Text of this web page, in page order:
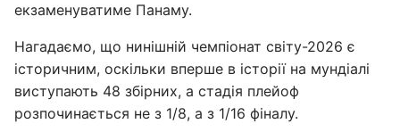
екзаменуватиме Панаму.
Нагадаємо, що нинішній чемпіонат світу-2026 є
історичним, оскільки вперше в історії на мундіалі
виступають 48 збірних, а стадія плейоф
розпочинається не з 1/8, а з 1/16 фіналу.